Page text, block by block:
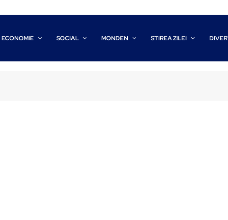
ECONOMIE SOCIAL MONDEN STIREA ZILEI